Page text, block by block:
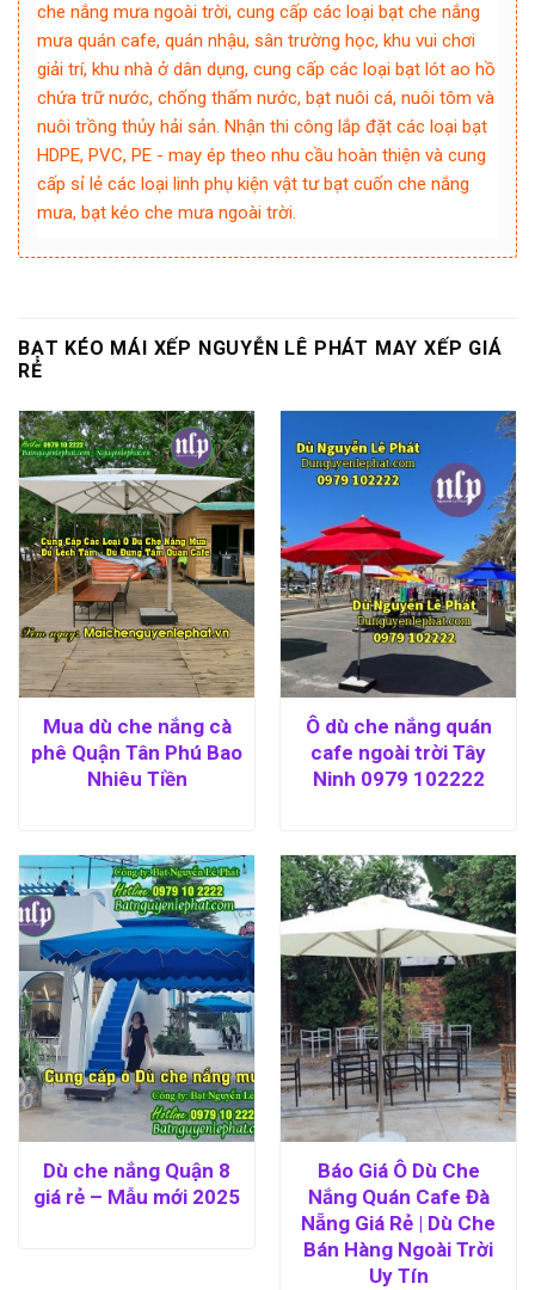
che nắng mưa ngoài trời, cung cấp các loại bạt che nắng
mưa quán cafe, quán nhậu, sân trường học, khu vui chơi
giải trí, khu nhà ở dân dụng, cung cấp các loại bạt lót ao hồ
chứa trữ nước, chống thấm nước, bạt nuôi cá, nuôi tôm và
nuôi trồng thủy hải sản. Nhận thi công lắp đặt các loại bạt
HDPE, PVC, PE - may ép theo nhu cầu hoàn thiện và cung
cấp sỉ lẻ các loại linh phụ kiện vật tư bạt cuốn che nắng
mưa, bạt kéo che mưa ngoài trời.
BẠT KÉO MÁI XẾP NGUYỄN LÊ PHÁT MAY XẾP GIÁ
RẺ
Mua dù che nắng cà
phê Quận Tân Phú Bao
Nhiêu Tiền
Ô dù che nắng quán
cafe ngoài trời Tây
Ninh 0979 102222
Dù che nắng Quận 8
giá rẻ – Mẫu mới 2025
Báo Giá Ô Dù Che
Nắng Quán Cafe Đà
Nẵng Giá Rẻ | Dù Che
Bán Hàng Ngoài Trời
Uy Tín